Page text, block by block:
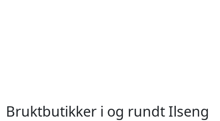
Bruktbutikker i og rundt Ilseng